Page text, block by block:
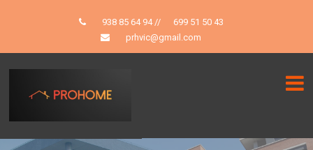
938 85 64 94//
699 51 50 43
prhvic@gmail.com